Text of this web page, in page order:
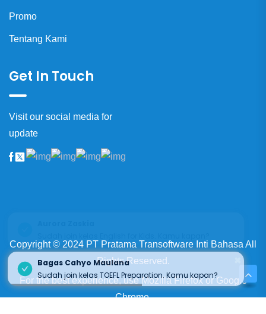
Promo
Tentang Kami
Get In Touch
Visit our social media for
update
Copyright © 2024 PT Pratama Transoftware Inti Bahasa All
Rights Reserved.
For the best experience, useMozilla FirefoxorGoogle
Chrome.
×
Bagas Cahyo Maulana
Sudah join kelas TOEFL Preparation. Kamu kapan?